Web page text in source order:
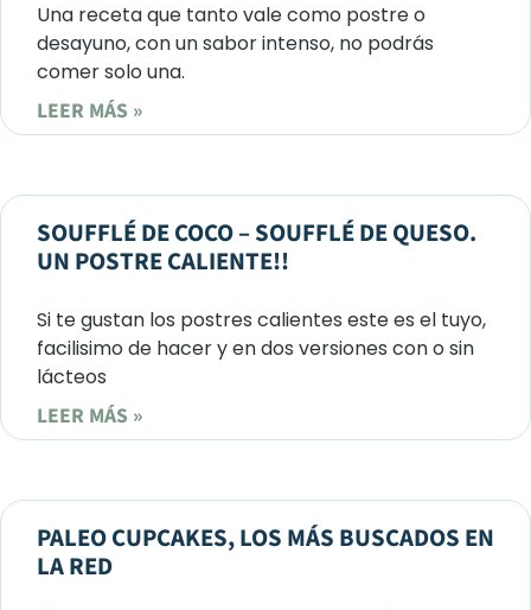
Una receta que tanto vale como postre o
desayuno, con un sabor intenso, no podrás
comer solo una.
LEER MÁS »
SOUFFLÉ DE COCO – SOUFFLÉ DE QUESO.
UN POSTRE CALIENTE!!
Si te gustan los postres calientes este es el tuyo,
facilisimo de hacer y en dos versiones con o sin
lácteos
LEER MÁS »
PALEO CUPCAKES, LOS MÁS BUSCADOS EN
LA RED